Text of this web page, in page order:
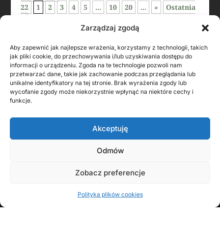
Zarządzaj zgodą
Aby zapewnić jak najlepsze wrażenia, korzystamy z technologii, takich
jak pliki cookie, do przechowywania i/lub uzyskiwania dostępu do
informacji o urządzeniu. Zgoda na te technologie pozwoli nam
przetwarzać dane, takie jak zachowanie podczas przeglądania lub
unikalne identyfikatory na tej stronie. Brak wyrażenia zgody lub
wycofanie zgody może niekorzystnie wpłynąć na niektóre cechy i
funkcje.
Akceptuję
Odmów
Zobacz preferencje
Polityka plików cookies
22
1 2 3 4 5 ... 10 20 ... »
Ostatnia